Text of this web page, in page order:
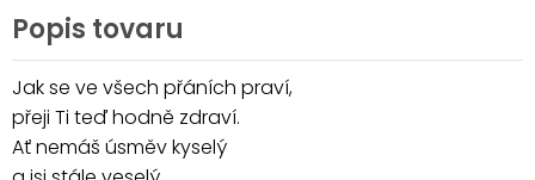
Popis tovaru
Jak se ve všech přáních praví,
přeji Ti teď hodně zdraví.
Ať nemáš úsměv kyselý